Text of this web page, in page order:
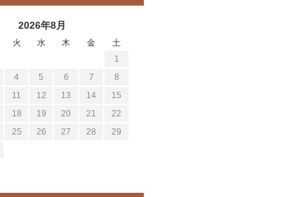
2026年8月
火 水 木 金
土
1
4 5 6 7
8
11 12 13 14
15
18 19 20 21
22
25 26 27 28
29